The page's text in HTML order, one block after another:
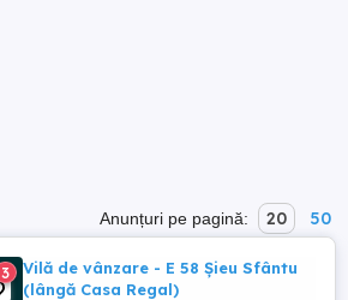
Anunțuri pe pagină: 20 50
3
Vilă de vânzare - E 58 Șieu Sfântu
(lângă Casa Regal)